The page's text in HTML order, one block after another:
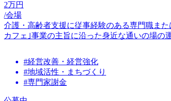
2万円
/会場
介護・高齢者支援に従事経験のある専門職ま
カフェ｣事業の主旨に沿った身近な通いの場の
#経営改善・経営強化
#地域活性・まちづくり
#専門家謝金